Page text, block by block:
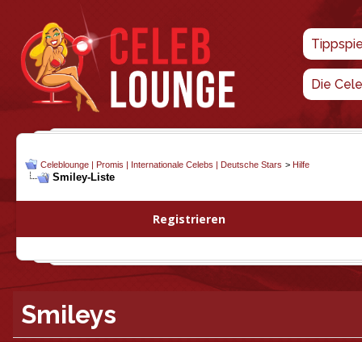
Die
Celeblounge | Promis | Internationale Celebs | Deutsche Stars > Hilfe
Smiley-Liste
Registrieren
Smileys